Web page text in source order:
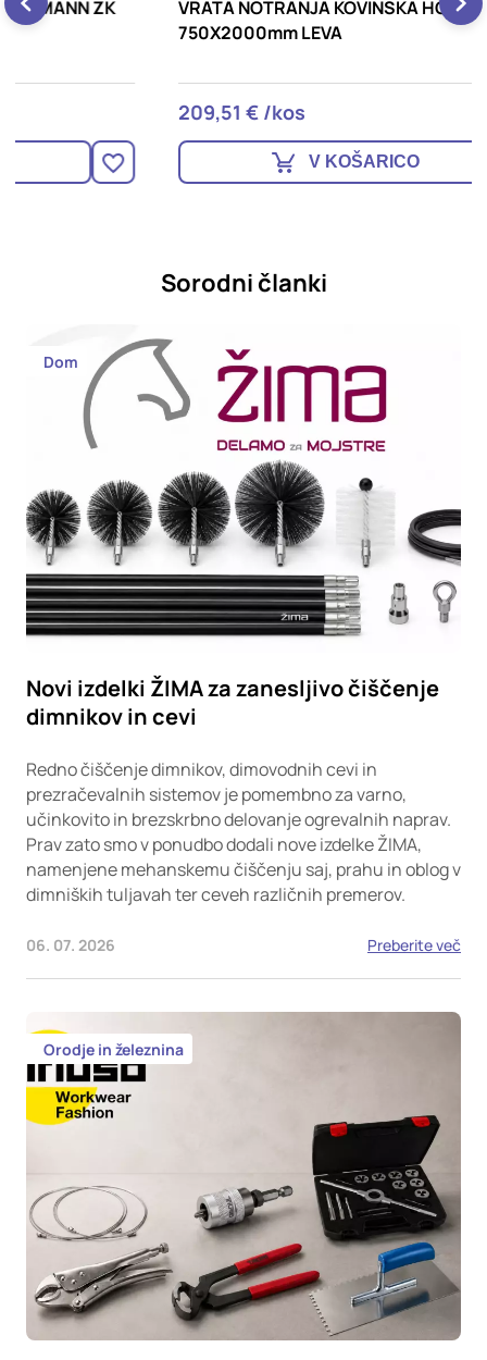
VRATA NOTRANJA KOVINSKA HÖRMANN ZK
750X2000mm LEVA
209,51 € /kos
V KOŠARICO
Sorodni članki
Dom
Novi izdelki ŽIMA za zanesljivo čiščenje
dimnikov in cevi
Redno čiščenje dimnikov, dimovodnih cevi in
prezračevalnih sistemov je pomembno za varno,
učinkovito in brezskrbno delovanje ogrevalnih naprav.
Prav zato smo v ponudbo dodali nove izdelke ŽIMA,
namenjene mehanskemu čiščenju saj, prahu in oblog v
dimniških tuljavah ter ceveh različnih premerov.
06. 07. 2026 Preberite več
Orodje in železnina